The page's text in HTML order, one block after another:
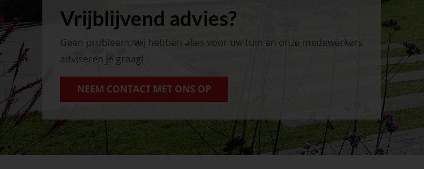
Vrijblijvend advies?
Geen probleem, wij hebben alles voor uw tuin en onze medewerkers
adviseren je graag!
NEEM CONTACT MET ONS OP